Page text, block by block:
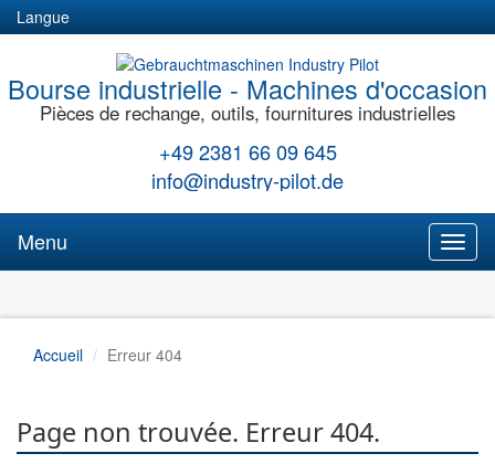
Langue
Bourse industrielle - Machines d'occasion
Pièces de rechange, outils, fournitures industrielles
+49 2381 66 09 645
info@industry-pilot.de
Menu
Accueil Erreur 404
Page non trouvée. Erreur 404.